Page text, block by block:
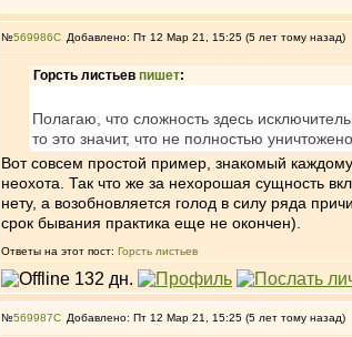
№569986 Добавлено: Пт 12 Мар 21, 15:25 (5 лет тому назад)
Горсть листьев пишет:
Полагаю, что сложность здесь
то это значит, что не полностью
Вот совсем простой пример, знакомый
неохота. Так что же за нехорошая сущность
нету, а возобновляется голод в силу ряда
срок бывания практика еще не окончен).
Ответы на этот пост: Горсть листьев
№569987 Добавлено: Пт 12 Мар 21, 15:25 (5 лет тому назад)